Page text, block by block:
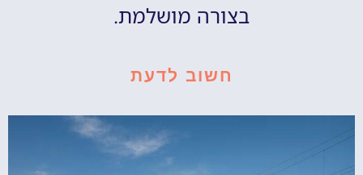
בצורה מושלמת.
חשוב לדעת